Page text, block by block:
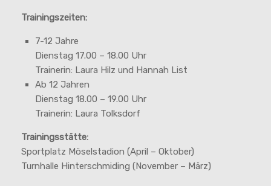
Trainingszeiten:
7-12 Jahre
Dienstag 17.00 – 18.00 Uhr
Trainerin: Laura Hilz und Hannah List
Ab 12 Jahren
Dienstag 18.00 – 19.00 Uhr
Trainerin: Laura Tolksdorf
Trainingsstätte:
Sportplatz Möselstadion (April – Oktober)
Turnhalle Hinterschmiding (November – März)